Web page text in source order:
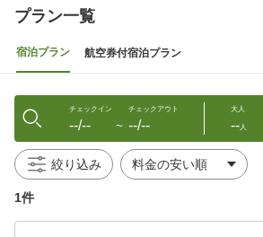
プラン一覧
宿泊プラン 航空券付宿泊プラン
チェックイン
--/-- 〜
チェックアウト
--/--
大人
--人
絞り込み
1件